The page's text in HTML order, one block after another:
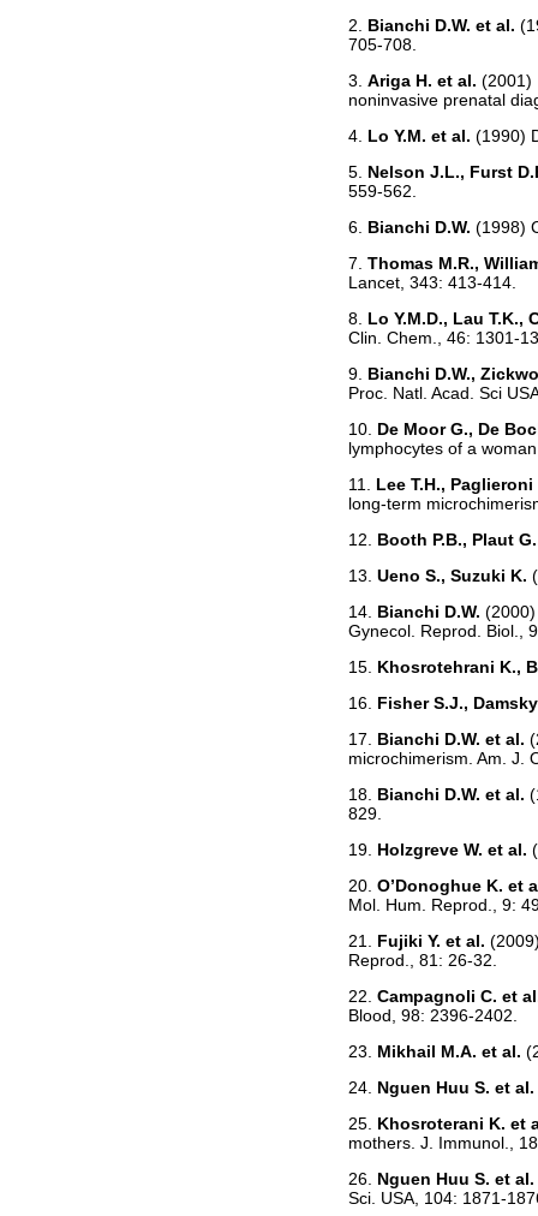
2. Bianchi D.W. et al.
705-708.
3. Ariga H. et al. (2001)
noninvasive prenatal
4. Lo Y.M. et al. (1990)
5. Nelson J.L., Furst
559-562.
6. Bianchi D.W. (1998)
7. Thomas M.R.,
Lancet, 343: 413-414.
8. Lo Y.M.D., Lau T.K.,
Clin. Chem., 46: 1301-
9. Bianchi D.W.,
Proc. Natl. Acad. Sci
10. De Moor G., De
lymphocytes of a
11. Lee T.H.,
long-term
12. Booth P.B., Plaut
13. Ueno S., Suzuki K.
14. Bianchi D.W.
Gynecol. Reprod. Biol.,
15. Khosrotehrani K.,
16. Fisher S.J.,
17. Bianchi D.W. et al.
microchimerism. Am. J.
18. Bianchi D.W. et al.
829.
19. Holzgreve W. et al.
20. O’Donoghue K. et
Mol. Hum. Reprod., 9:
21. Fujiki Y. et al.
Reprod., 81: 26-32.
22. Campagnoli C. et
Blood, 98: 2396-2402.
23. Mikhail M.A. et al.
24. Nguen Huu S. et al.
25. Khosroterani K. et
mothers. J. Immunol.,
26. Nguen Huu S. et al.
Sci. USA, 104: 1871-